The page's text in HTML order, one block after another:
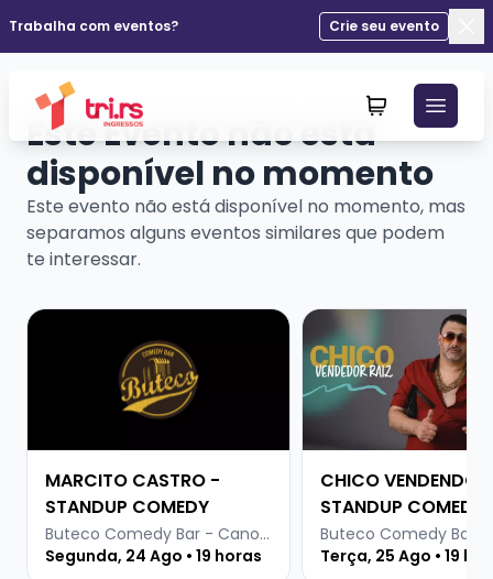
Trabalha com eventos?
Crie seu evento
Este Evento não está
disponível no momento
Este evento não está disponível no momento, mas
separamos alguns eventos similares que podem
te interessar.
Veja mais sobre MARCITO CASTRO - STANDUP
MARCITO CASTRO -
STANDUP COMEDY
Buteco Comedy Bar - Canoas
Segunda, 24 Ago • 19 horas
Veja mais sobre
CHICO VENDENDO
STANDUP COMEDY
Terça, 25 Ago • 19